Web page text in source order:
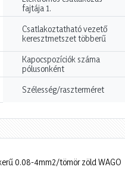
fajtája 1.
Csatlakoztatható vezető
keresztmetszet többerű
Kapocspozíciók száma
pólusonként
Szélesség/raszterméret
0.08-4mm2/tömör zöld WAGO